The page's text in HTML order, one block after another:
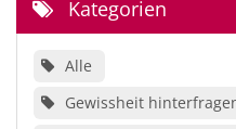
Kategorien
Alle
Gewissheit